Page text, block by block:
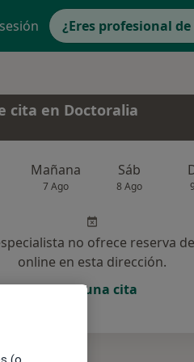
¿Eres profesional
cita en Doctoralia
Mañana
7 Ago
Sáb
8 Ago
no ofrece reserva
online en esta dirección.
Pedir una cita